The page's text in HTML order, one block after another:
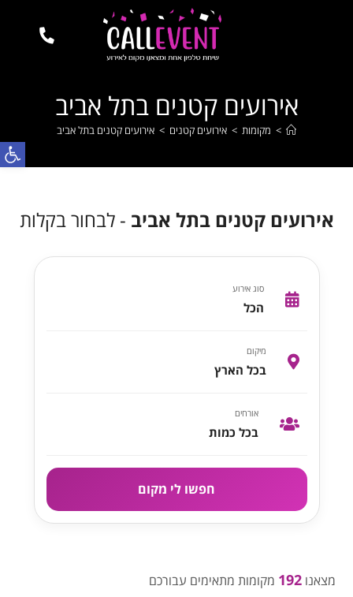
אירועים קטנים בתל אביב
> מקומות > אירועים קטנים > אירועים קטנים בתל אביב
אירועים קטנים בתל אביב - לבחור בקלות
סוג אירוע
הכל
מיקום
בכל הארץ
אורחים
בכל כמות
חפשו לי מקום
מצאנו192 מקומות מתאימים עבורכם